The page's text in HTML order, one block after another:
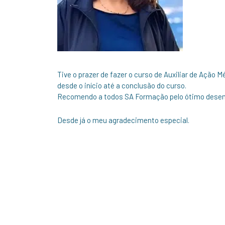
Tive o prazer de fazer o curso de Auxiliar de Ação
desde o início até a conclusão do curso.
Recomendo a todos SA Formação pelo ótimo
Desde já o meu agradecimento especial.